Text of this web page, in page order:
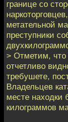
границе со
метательной
преступники
> Отметим, что
отчетливо
требушете,
Владельцев
месте находки
килограммов